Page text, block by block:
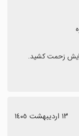
زحمت کشید.
١٣ اردیبهشت ١٤٠٥